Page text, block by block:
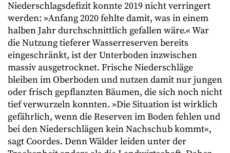
Niederschlagsdefizit konnte 2019 nicht verringert
werden: »Anfang 2020 fehlte damit, was in einem
halben Jahr durchschnittlich gefallen wäre.« War
die Nutzung tieferer Wasserreserven bereits
eingeschränkt, ist der Unterboden inzwischen
massiv ausgetrocknet. Frische Niederschläge
bleiben im Oberboden und nutzen damit nur jungen
oder frisch gepflanzten Bäumen, die sich noch nicht
tief verwurzeln konnten. »Die Situation ist wirklich
gefährlich, wenn die Reserven im Boden fehlen und
bei den Niederschlägen kein Nachschub kommt«,
sagt Coordes. Denn Wälder leiden unter der